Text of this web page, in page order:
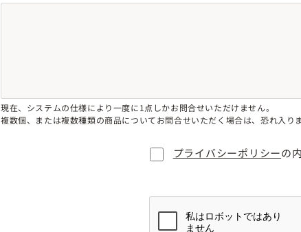
現在、システムの仕様により一度に1点しかお問合せいただけません。
複数個、または複数種類の商品についてお問合せいただく場合は、恐れ入り
プライバシーポリシーの